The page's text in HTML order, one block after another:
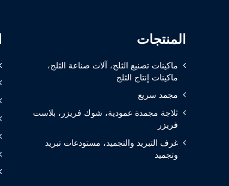
المنتجات
ماكينات تصنيع الثلج، آلات صناعة الثلج،
ماكينات إنتاج الثلج
مجمد سريع
ثلاجة مجمدة عمودية، شوك فريزر، بلاست
فريزر
غرف التبريد والتجميد، مستودعات تبريد
وتجميد